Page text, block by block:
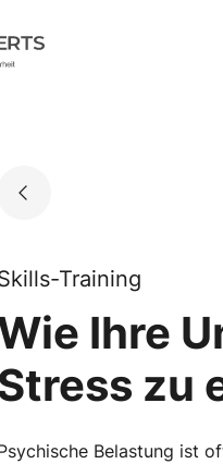
Training
Ihre
zu
Belastung ist